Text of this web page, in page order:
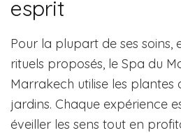
esprit
Pour la plupart de ses soins,
rituels proposés, le Spa du
Marrakech utilise les plantes
jardins. Chaque expérience
éveiller les sens tout en